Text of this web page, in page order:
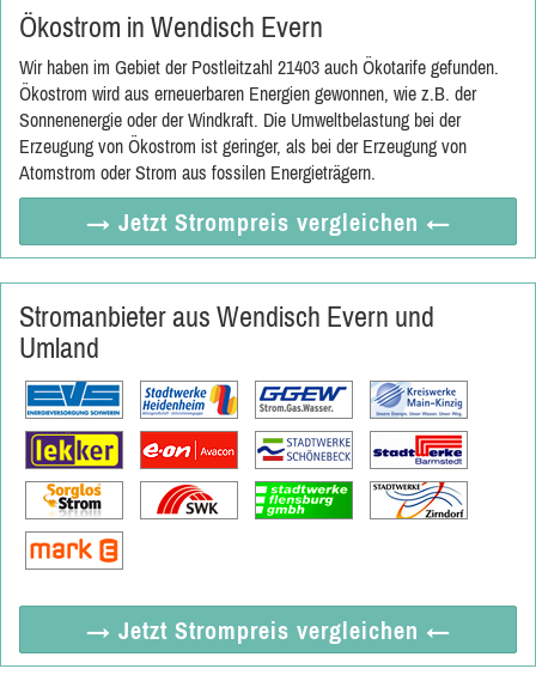
Ökostrom in Wendisch Evern
Wir haben im Gebiet der Postleitzahl 21403 auch Ökotarife gefunden.
Ökostrom wird aus erneuerbaren Energien gewonnen, wie z.B. der
Sonnenenergie oder der Windkraft. Die Umweltbelastung bei der
Erzeugung von Ökostrom ist geringer, als bei der Erzeugung von
Atomstrom oder Strom aus fossilen Energieträgern.
→ Jetzt Strompreis vergleichen ←
Stromanbieter aus Wendisch Evern und
Umland
→ Jetzt Strompreis vergleichen ←